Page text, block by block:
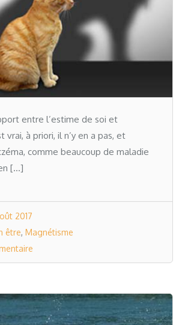
entre l’estime de soi et
vrai, à priori, il n’y en a pas, et
comme beaucoup de maladie
[…]
2017
être, Magnétisme